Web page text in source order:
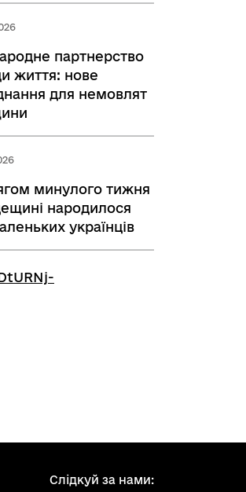
партнерство
життя: нове
для немовлят
минулого тижня
народилося
українців
Слідкуй за нами: